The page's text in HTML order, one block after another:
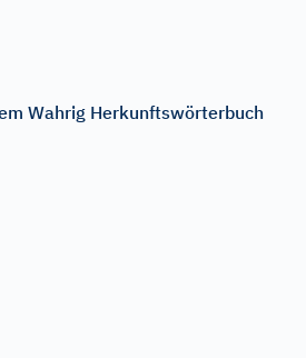
Wahrig Herkunftswörterbuch